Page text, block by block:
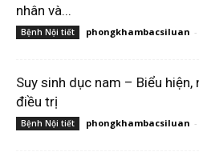
nhân và...
Bệnh Nội tiết phongkhambacsiluan -
Suy sinh dục nam – Biểu
điều trị
Bệnh Nội tiết phongkhambacsiluan -